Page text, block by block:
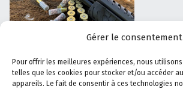
Gérer le consentement
Pour offrir les meilleures expériences, nous
telles que les cookies pour stocker et/ou accéder
appareils. Le fait de consentir à ces technologies
A propos de Safe Shooting–Le Blog–